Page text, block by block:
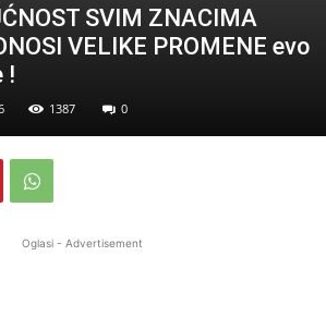
SVIM ZNACIMA
VELIKE PROMENE evo
!
1387 0
Oglasi - Advertisement